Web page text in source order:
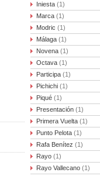
Iniesta (1)
Marca (1)
Modric (1)
Málaga (1)
Novena (1)
Octava (1)
Participa (1)
Pichichi (1)
Piqué (1)
Presentación (1)
Primera Vuelta (1)
Punto Pelota (1)
Rafa Benítez (1)
Rayo (1)
Rayo Vallecano (1)